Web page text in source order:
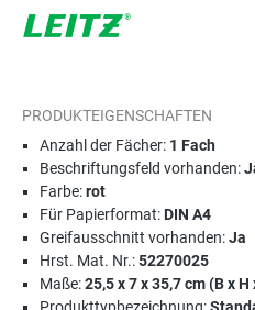
PRODUKTEIGENSCHAFTEN
Anzahl der Fächer: 1 Fach
Beschriftungsfeld vorhanden:
Farbe:rot
Für Papierformat:DIN A4
Greifausschnitt vorhanden:Ja
Hrst. Mat. Nr.:52270025
Maße:25,5 x 7 x 35,7 cm (B x H